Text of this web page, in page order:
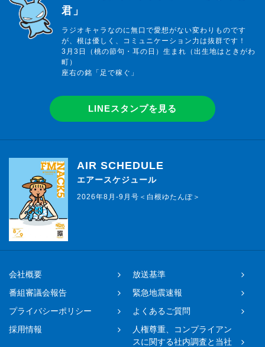
君」
ラジオキャラなのに無口で愛想がない変わりものです
が、根は優しく、コミュニケーション力は抜群です！
3月3日（桃の節句・耳の日）生まれ（出生地はときがわ
町）
座右の銘「足で稼ぐ」
LINEスタンプを見る
AIR SCHEDULE
エアースケジュール
2026年8月-9月号＜白根ゆたんぽ＞
会社概要
放送基準
番組審議会報告
緊急地震速報
プライバシーポリシー
よくあるご質問
採用情報
人権尊重、コンプライアン
スに関する社内調査と当社